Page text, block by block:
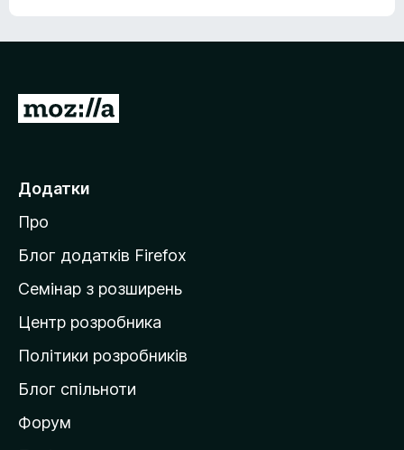
П
е
й
т
и
а
д
о
і
в
Додатки
Про
Блог додатків Firefox
Семінар з розширень
Центр розробника
Політики розробників
Блог спільноти
Форум